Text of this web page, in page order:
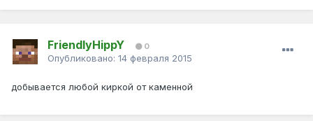
FriendlyHippY 0
Опубликовано: 14 февраля 2015
добывается любой киркой от каменной